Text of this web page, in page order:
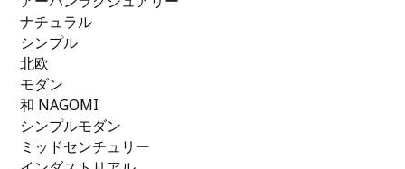
ナチュラル
シンプル
北欧
モダン
和 NAGOMI
シンプルモダン
ミッドセンチュリー